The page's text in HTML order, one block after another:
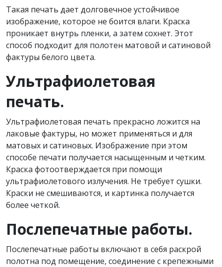
Такая печать дает долговечное устойчивое
изображение, которое не боится влаги. Краска
проникает внутрь пленки, а затем сохнет. Этот
способ подходит для полотен матовой и сатиновой
фактуры белого цвета.
Ультрафиолетовая
печать.
Ультрафиолетовая печать прекрасно ложится на
лаковые фактуры, но может применяться и для
матовых и сатиновых. Изображение при этом
способе печати получается насыщенным и четким.
Краска фотоотверждается при помощи
ультрафиолетового излучения. Не требует сушки.
Краски не смешиваются, и картинка получается
более четкой.
Послепечатные работы.
Послепечатные работы включают в себя раскрой
полотна под помещение, соединение с крепежными